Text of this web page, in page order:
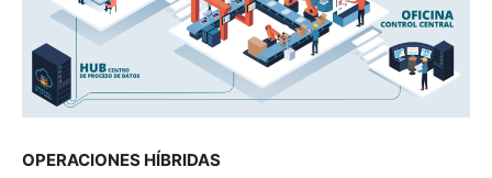
OPERACIONES HÍBRIDAS